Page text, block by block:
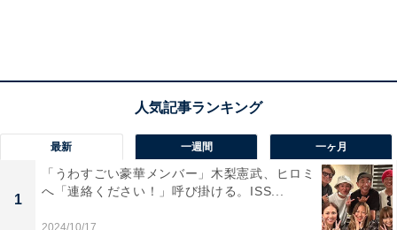
最新 一週間 一ヶ月
1
「うわすごい豪華メンバー」木梨憲武、ヒロミ
へ「連絡ください！」呼び掛ける。ISS...